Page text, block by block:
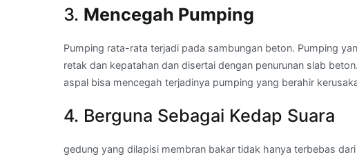
3. Mencegah Pumping
Pumping rata-rata terjadi pada sambungan beton. Pumping
retak dan kepatahan dan disertai dengan penurunan slab
aspal bisa mencegah terjadinya pumping yang berahir
4. Berguna Sebagai Kedap Suara
gedung yang dilapisi membran bakar tidak hanya terbebas